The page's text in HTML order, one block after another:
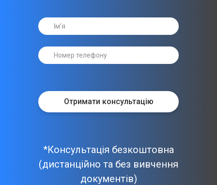
Отримати консультацію
*Консультація безкоштовна
(дистанційно та без вивчення
документів)